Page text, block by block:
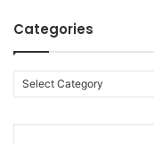
Categories
a